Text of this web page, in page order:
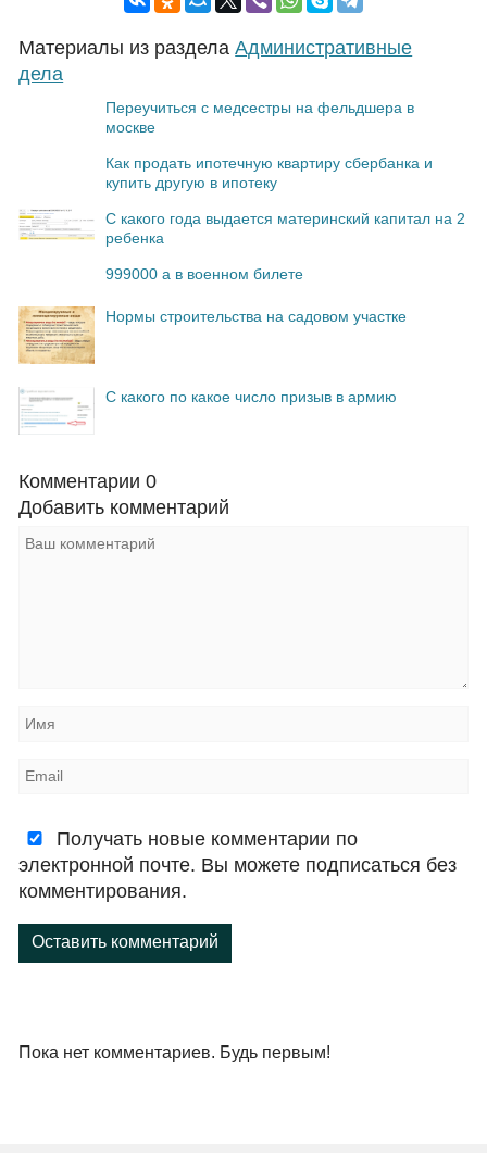
Материалы из разделаАдминистративные
дела
Переучиться с медсестры на фельдшера в
москве
Как продать ипотечную квартиру сбербанка и
купить другую в ипотеку
С какого года выдается материнский капитал на 2
ребенка
999000 а в военном билете
Нормы строительства на садовом участке
С какого по какое число призыв в армию
Комментарии0
Добавить комментарий
Получать новые комментарии по
электронной почте. Вы можете подписаться без
комментирования.
Оставить комментарий
Пока нет комментариев. Будь первым!